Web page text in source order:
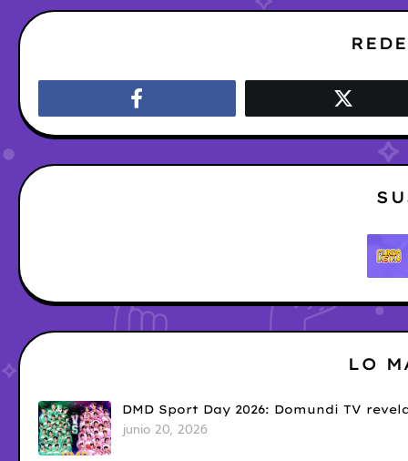
LO
DMD Sport Day 2026: Domundi TV
junio 20, 2026